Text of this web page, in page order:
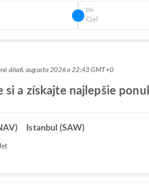
Do
dňa6. augusta 2026 o 22:43 GMT+0
si a získajte najlepšie
Istanbul (SAW)